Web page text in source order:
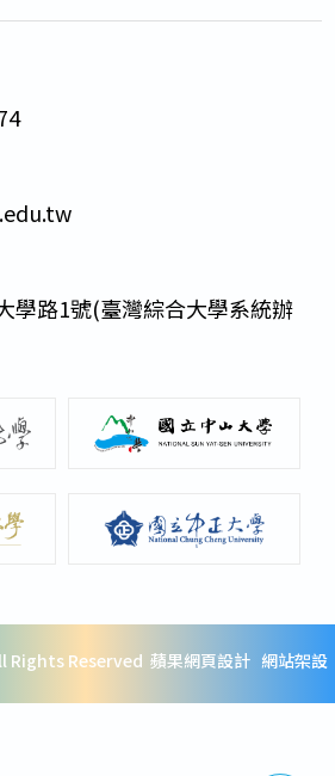
學路1號(臺灣綜合大學系統辦
Rights Reserved 蘋果網頁設計 網站架設